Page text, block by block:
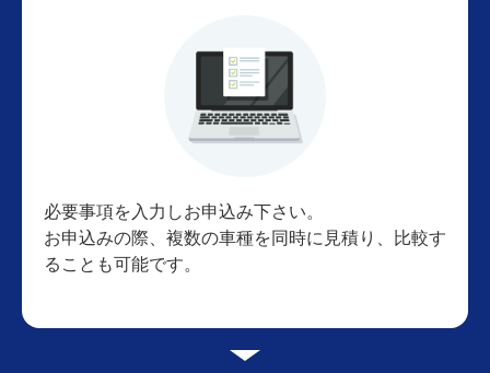
必要事項を入力しお申込み下さい。
お申込みの際、複数の車種を同時に見積り、比較す
ることも可能です。